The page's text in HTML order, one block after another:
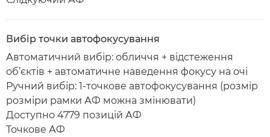
Вибір точки автофокусування
Автоматичний вибір: обличчя + відстеження
об’єктів + автоматичне наведення фокусу на очі
Ручний вибір: 1-точкове автофокусування (розмір
розміри рамки АФ можна змінювати)
Доступно 4779 позицій АФ
Точкове АФ